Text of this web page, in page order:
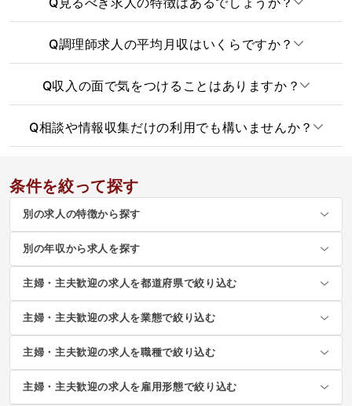
Q調理師求人の平均月収はいくらですか？
Q収入の面で気をつけることはありますか？
Q相談や情報収集だけの利用でも構いませんか？
条件を絞って探す
別の求人の特徴から探す
別の年収から求人を探す
主婦・主夫歓迎の求人を都道府県で絞り込む
主婦・主夫歓迎の求人を業態で絞り込む
主婦・主夫歓迎の求人を職種で絞り込む
主婦・主夫歓迎の求人を雇用形態で絞り込む